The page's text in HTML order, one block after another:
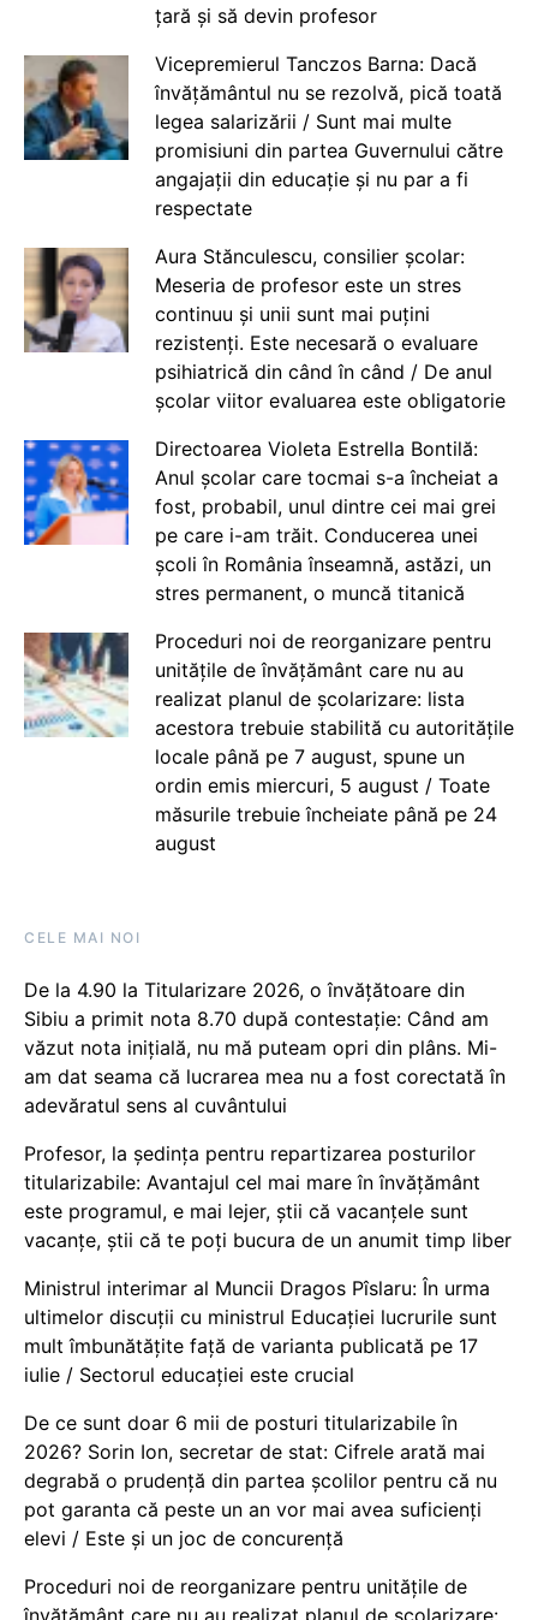
țară și să devin profesor
Vicepremierul Tanczos Barna: Dacă
învățământul nu se rezolvă, pică toată
legea salarizării / Sunt mai multe
promisiuni din partea Guvernului către
angajații din educație și nu par a fi
respectate
Aura Stănculescu, consilier școlar:
Meseria de profesor este un stres
continuu și unii sunt mai puțini
rezistenți. Este necesară o evaluare
psihiatrică din când în când / De anul
școlar viitor evaluarea este obligatorie
Directoarea Violeta Estrella Bontilă:
Anul școlar care tocmai s-a încheiat a
fost, probabil, unul dintre cei mai grei
pe care i-am trăit. Conducerea unei
școli în România înseamnă, astăzi, un
stres permanent, o muncă titanică
Proceduri noi de reorganizare pentru
unitățile de învățământ care nu au
realizat planul de școlarizare: lista
acestora trebuie stabilită cu autoritățile
locale până pe 7 august, spune un
ordin emis miercuri, 5 august / Toate
măsurile trebuie încheiate până pe 24
august
CELE MAI NOI
De la 4.90 la Titularizare 2026, o învățătoare din
Sibiu a primit nota 8.70 după contestație: Când am
văzut nota inițială, nu mă puteam opri din plâns. Mi-
am dat seama că lucrarea mea nu a fost corectată în
adevăratul sens al cuvântului
Profesor, la ședința pentru repartizarea posturilor
titularizabile: Avantajul cel mai mare în învățământ
este programul, e mai lejer, știi că vacanțele sunt
vacanţe, știi că te poți bucura de un anumit timp liber
Ministrul interimar al Muncii Dragos Pîslaru: În urma
ultimelor discuții cu ministrul Educației lucrurile sunt
mult îmbunătățite față de varianta publicată pe 17
iulie / Sectorul educației este crucial
De ce sunt doar 6 mii de posturi titularizabile în
2026? Sorin Ion, secretar de stat: Cifrele arată mai
degrabă o prudență din partea școlilor pentru că nu
pot garanta că peste un an vor mai avea suficienți
elevi / Este și un joc de concurență
Proceduri noi de reorganizare pentru unitățile de
învățământ care nu au realizat planul de școlarizare: